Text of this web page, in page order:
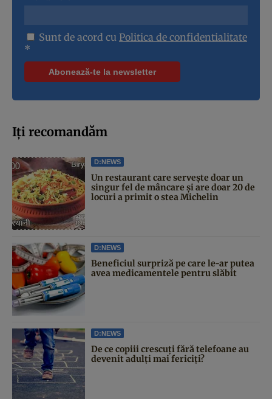
Sunt de acord cu Politica de confidentialitate
*
Iți recomandăm
D:NEWS
Un restaurant care servește doar un
singur fel de mâncare și are doar 20 de
locuri a primit o stea Michelin
D:NEWS
Beneficiul surpriză pe care le-ar putea
avea medicamentele pentru slăbit
D:NEWS
De ce copiii crescuți fără telefoane au
devenit adulți mai fericiți?